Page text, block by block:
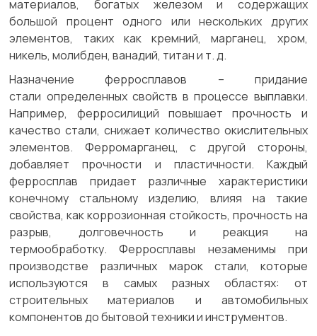
материалов, богатых железом и содержащих
большой процент одного или нескольких других
элементов, таких как кремний, марганец, хром,
никель, молибден, ванадий, титан и т. д.
Назначение ферросплавов – придание
стали определенных свойств в процессе выплавки.
Например, ферросилиций повышает прочность и
качество стали, снижает количество окислительных
элементов. Ферромарганец, с другой стороны,
добавляет прочности и пластичности. Каждый
ферросплав придает различные характеристики
конечному стальному изделию, влияя на такие
свойства, как коррозионная стойкость, прочность на
разрыв, долговечность и реакция на
термообработку. Ферросплавы незаменимы при
производстве различных марок стали, которые
используются в самых разных областях: от
строительных материалов и автомобильных
компонентов до бытовой техники и инструментов.